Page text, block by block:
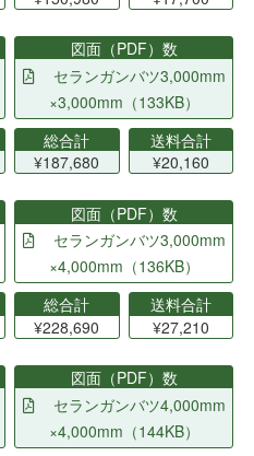
図面（PDF）数
セランガンバツ3,000mm
×3,000mm（133KB）
総合計
¥187,680
送料合計
¥20,160
図面（PDF）数
セランガンバツ3,000mm
×4,000mm（136KB）
総合計
¥228,690
送料合計
¥27,210
図面（PDF）数
セランガンバツ4,000mm
×4,000mm（144KB）